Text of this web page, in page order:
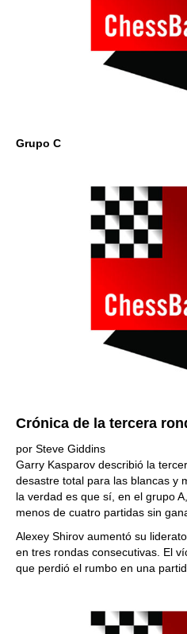
Grupo C
Crónica de la tercera
por Steve Giddins
Garry Kasparov describió la
desastre total para las blancas y
la verdad es que sí, en el grupo
menos de cuatro partidas sin
Alexey Shirov aumentó su
en tres rondas consecutivas. El
que perdió el rumbo en una